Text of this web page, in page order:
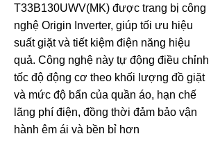
T33B130UWV(MK) được trang bị công
nghệ Origin Inverter, giúp tối ưu hiệu
suất giặt và tiết kiệm điện năng hiệu
quả. Công nghệ này tự động điều chỉnh
tốc độ động cơ theo khối lượng đồ giặt
và mức độ bẩn của quần áo, hạn chế
lãng phí điện, đồng thời đảm bảo vận
hành êm ái và bền bỉ hơn